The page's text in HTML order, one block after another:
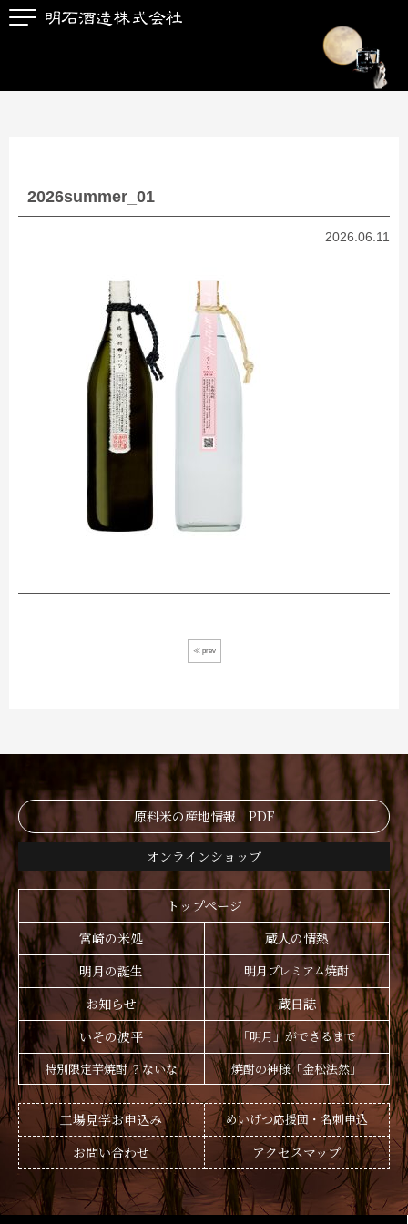
2026summer_01
2026.06.11
≪ prev
原料米の産地情報 PDF
オンラインショップ
トップページ
宮崎の米処
蔵人の情熱
明月の誕生
明月プレミアム焼酎
お知らせ
蔵日誌
いその波平
「明月」ができるまで
特別限定芋焼酎 ？ないな
焼酎の神様「金松法然」
工場見学お申込み めいげつ応援団・名刺申込
お問い合わせ アクセスマップ